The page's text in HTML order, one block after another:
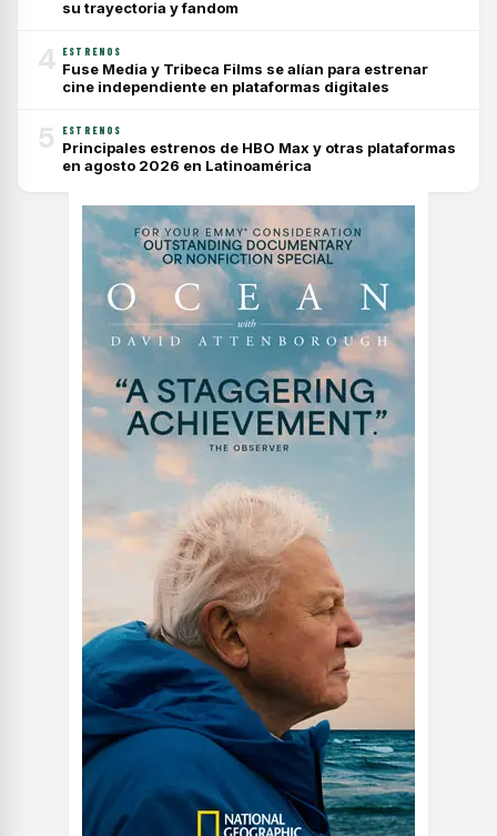
su trayectoria y fandom
4 ESTRENOS
Fuse Media y Tribeca Films se alían para estrenar
cine independiente en plataformas digitales
5 ESTRENOS
Principales estrenos de HBO Max y otras plataformas
en agosto 2026 en Latinoamérica